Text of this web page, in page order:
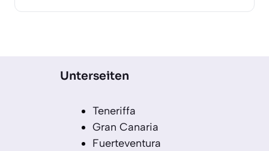
Unterseiten
Teneriffa
Gran Canaria
Fuerteventura